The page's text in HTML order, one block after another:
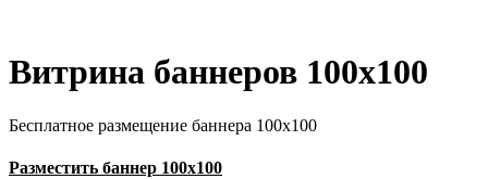
Витрина баннеров 100x100
Бесплатное размещение баннера 100x100
Разместить баннер 100x100